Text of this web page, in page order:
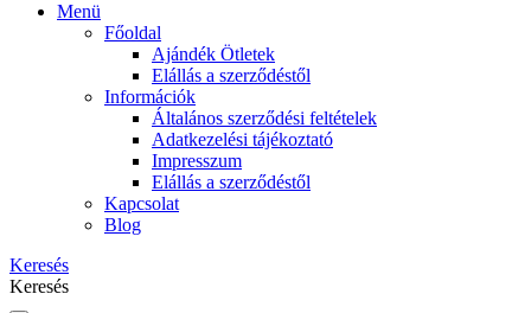
Menü
Főoldal
Ajándék Ötletek
Elállás a szerződéstől
Információk
Általános szerződési feltételek
Adatkezelési tájékoztató
Impresszum
Elállás a szerződéstől
Kapcsolat
Blog
Keresés
Keresés